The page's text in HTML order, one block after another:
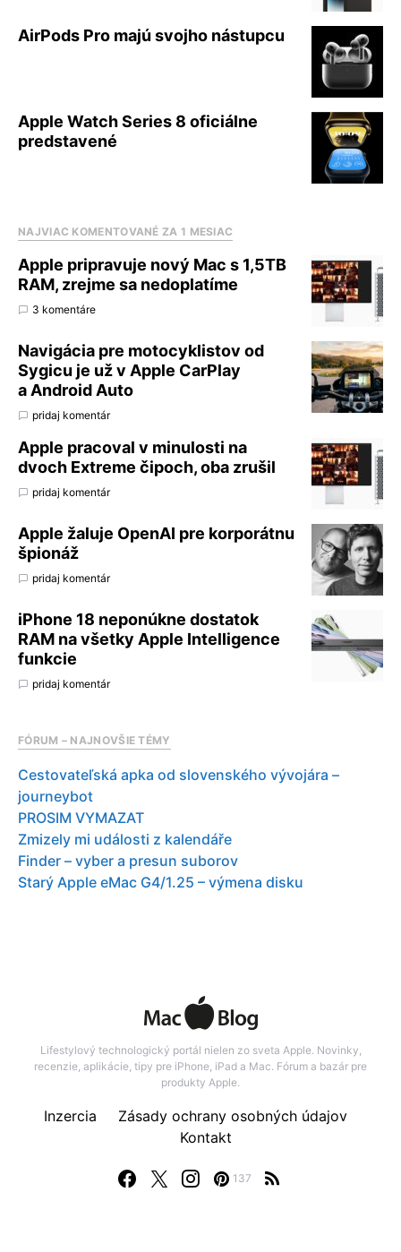
AirPods Pro majú svojho nástupcu
Apple Watch Series 8 oficiálne
predstavené
NAJVIAC KOMENTOVANÉ ZA 1 MESIAC
Apple pripravuje nový Mac s 1,5TB
RAM, zrejme sa nedoplatíme
3 komentáre
Navigácia pre motocyklistov od
Sygicu je už v Apple CarPlay
a Android Auto
pridaj komentár
Apple pracoval v minulosti na
dvoch Extreme čipoch, oba zrušil
pridaj komentár
Apple žaluje OpenAI pre korporátnu
špionáž
pridaj komentár
iPhone 18 neponúkne dostatok
RAM na všetky Apple Intelligence
funkcie
pridaj komentár
FÓRUM – NAJNOVŠIE TÉMY
Cestovateľská apka od slovenského vývojára –
journeybot
PROSIM VYMAZAT
Zmizely mi události z kalendáře
Finder – vyber a presun suborov
Starý Apple eMac G4/1.25 – výmena disku
Lifestylový technologický portál nielen zo sveta Apple. Novinky,
recenzie, aplikácie, tipy pre iPhone, iPad a Mac. Fórum a bazár pre
produkty Apple.
137
Inzercia
Zásady ochrany osobných údajov
Kontakt